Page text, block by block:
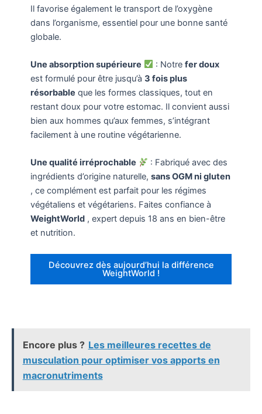
Il favorise également le transport de l’oxygène
dans l’organisme, essentiel pour une bonne santé
globale.
Une absorption supérieure : Notrefer doux
est formulé pour être jusqu’à 3 fois plus
résorbable que les formes classiques, tout en
restant doux pour votre estomac. Il convient aussi
bien aux hommes qu’aux femmes, s’intégrant
facilement à une routine végétarienne.
Une qualité irréprochable
: Fabriqué avec des
ingrédients d’origine naturelle, sans OGM ni gluten
, ce complément est parfait pour les régimes
végétaliens et végétariens. Faites confiance à
WeightWorld, expert depuis 18 ans en bien-être
et nutrition.
Découvrez dès aujourd’hui la différence
WeightWorld !
Encore plus ? Les meilleures recettes de
musculation pour optimiser vos apports en
macronutriments